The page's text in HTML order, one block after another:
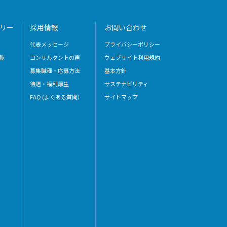
ー 採用情報
代表メッセージ
コンサルタントの声
募集職種・応募方法
待遇・福利厚生
FAQ (よくある質問）
お問い合わせ
プライバシーポリシー
ウェブサイト利用規約
基本方針
サステナビリティ
サイトマップ